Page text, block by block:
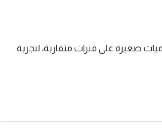
صغيرة على فترات متقاربة، لتجربة